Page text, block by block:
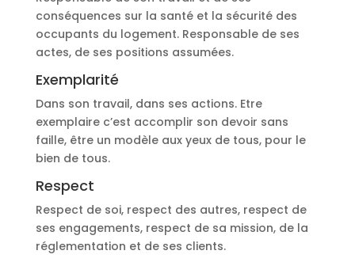
conséquences sur la santé et la sécurité des
occupants du logement. Responsable de ses
actes, de ses positions assumées.
Exemplarité
Dans son travail, dans ses actions. Etre
exemplaire c’est accomplir son devoir sans
faille, être un modèle aux yeux de tous, pour le
bien de tous.
Respect
Respect de soi, respect des autres, respect de
ses engagements, respect de sa mission, de la
réglementation et de ses clients.